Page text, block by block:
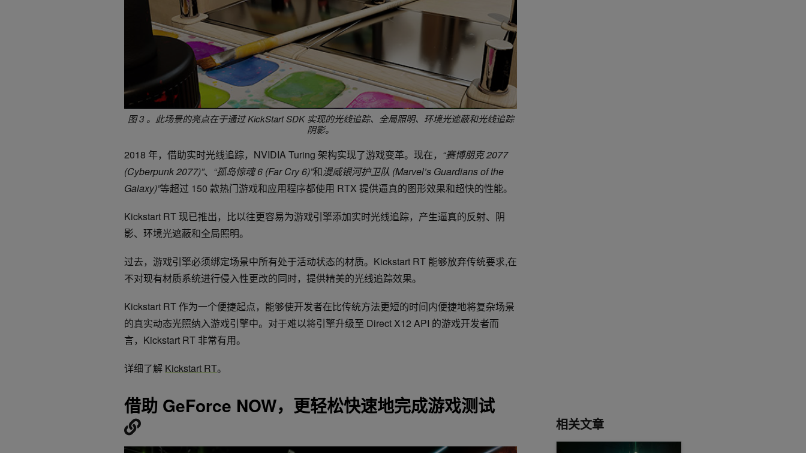
图 3 。此场景的亮点在于通过 KickStart SDK 实现的光线追踪、全局照明、环境光遮蔽和光线追踪
阴影。
2018 年，借助实时光线追踪，NVIDIA Turing 架构实现了游戏变革。现在， “赛博朋克2077
(Cyberpunk 2077)”、 “孤岛惊魂6 (Far Cry 6)”和漫威银河护卫队 (Marvel’s Guardians of the
Galaxy)”等超过 150 款热门游戏和应用程序都使用 RTX 提供逼真的图形效果和超快的性能。
Kickstart RT 现已推出，比以往更容易为游戏引擎添加实时光线追踪，产生逼真的反射、阴
影、环境光遮蔽和全局照明。
过去，游戏引擎必须绑定场景中所有处于活动状态的材质。Kickstart RT 能够放弃传统要求,在
不对现有材质系统进行侵入性更改的同时，提供精美的光线追踪效果。
Kickstart RT 作为一个便捷起点，能够使开发者在比传统方法更短的时间内便捷地将复杂场景
的真实动态光照纳入游戏引擎中。对于难以将引擎升级至 Direct X12 API 的游戏开发者而
言，Kickstart RT 非常有用。
详细了解 Kickstart RT。
借助 GeForce NOW，更轻松快速地完成游戏测试
相关文章